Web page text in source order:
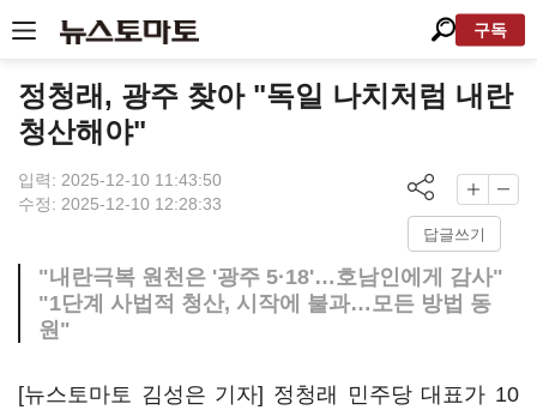
구독
정청래, 광주 찾아 "독일 나치처럼 내란
청산해야"
입력: 2025-12-10 11:43:50
수정: 2025-12-10 12:28:33
답글쓰기
"내란극복 원천은 '광주 5·18'…호남인에게 감사"
"1단계 사법적 청산, 시작에 불과…모든 방법 동
원"
[뉴스토마토 김성은 기자] 정청래 민주당 대표가 10